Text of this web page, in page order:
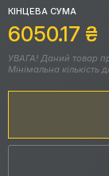
КІНЦЕВА СУМА
6050.17 ₴
УВАГА! Даний товар
Мінімальна кількість